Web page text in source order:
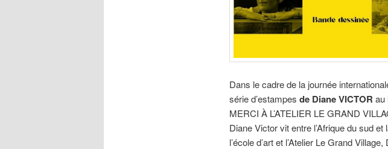
Dans le cadre de la journée
série d’estampes de Diane VICTOR au
MERCI À L’ATELIER LE GRAND
Diane Victor vit entre l’Afrique du sud
l’école d’art et l’Atelier Le Grand